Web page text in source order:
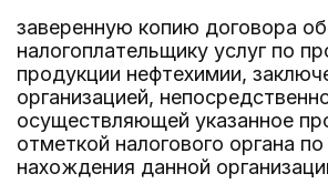
заверенную копию договора об
налогоплательщику услуг по
продукции нефтехимии,
организацией,
осуществляющей указанное
отметкой налогового органа
нахождения данной